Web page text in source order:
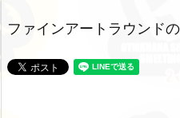
ファインアートラウンド